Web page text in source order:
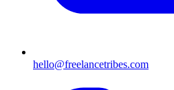
hello@freelancetribes.com